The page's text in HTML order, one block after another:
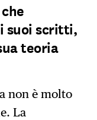
suoi scritti,
teoria
non è molto
La